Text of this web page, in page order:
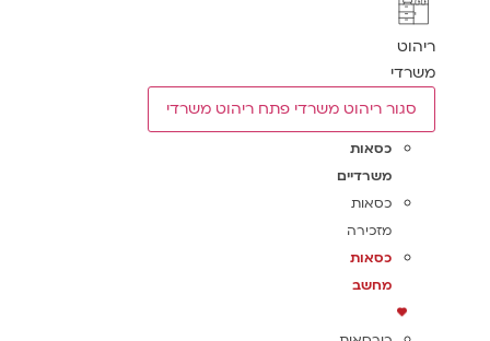
ריהוט
משרדי
סגור ריהוט משרדי פתח ריהוט משרדי
כסאות
משרדיים
כסאות
מזכירה
כסאות
מחשב